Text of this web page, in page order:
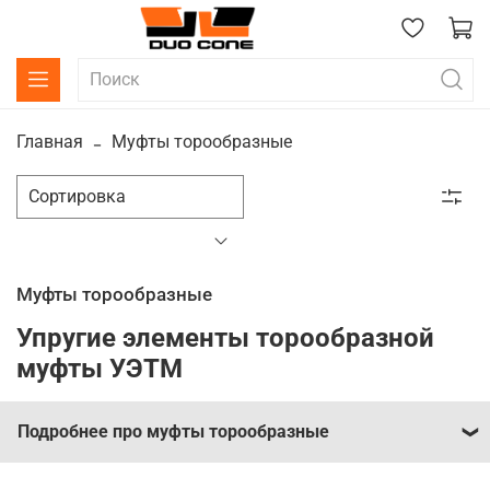
Главная Муфты торообразные
Муфты торообразные
Упругие элементы торообразной
муфты УЭТМ